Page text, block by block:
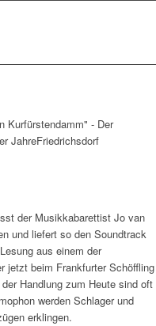
Kurfürstendamm" - Der
JahreFriedrichsdorf
der Musikkabarettist Jo van
und liefert so den Soundtrack
aus einem der
jetzt beim Frankfurter Schöffling
Handlung zum Heute sind oft
werden Schlager und
erklingen.